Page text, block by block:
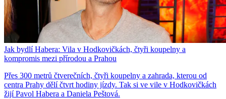
Jak bydlí Habera: Vila v Hodkovičkách, čtyři koupelny a
kompromis mezi přírodou a Prahou
Přes 300 metrů čtverečních, čtyři koupelny a zahrada, kterou od
centra Prahy dělí čtvrt hodiny jízdy. Tak si ve vile v Hodkovičkách
žijí Pavol Habera a Daniela Peštová.